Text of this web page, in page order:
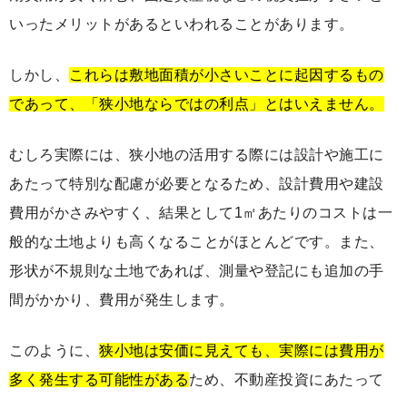
いったメリットがあるといわれることがあります。
しかし、
これらは敷地面積が小さいことに起因するもの
であって、「狭小地ならではの利点」とはいえません。
むしろ実際には、狭小地の活用する際には設計や施工に
あたって特別な配慮が必要となるため、設計費用や建設
費用がかさみやすく、結果として1㎡あたりのコストは一
般的な土地よりも高くなることがほとんどです。また、
形状が不規則な土地であれば、測量や登記にも追加の手
間がかかり、費用が発生します。
このように、 狭小地は安価に見えても、実際には費用が
多く発生する可能性があるため、不動産投資にあたって